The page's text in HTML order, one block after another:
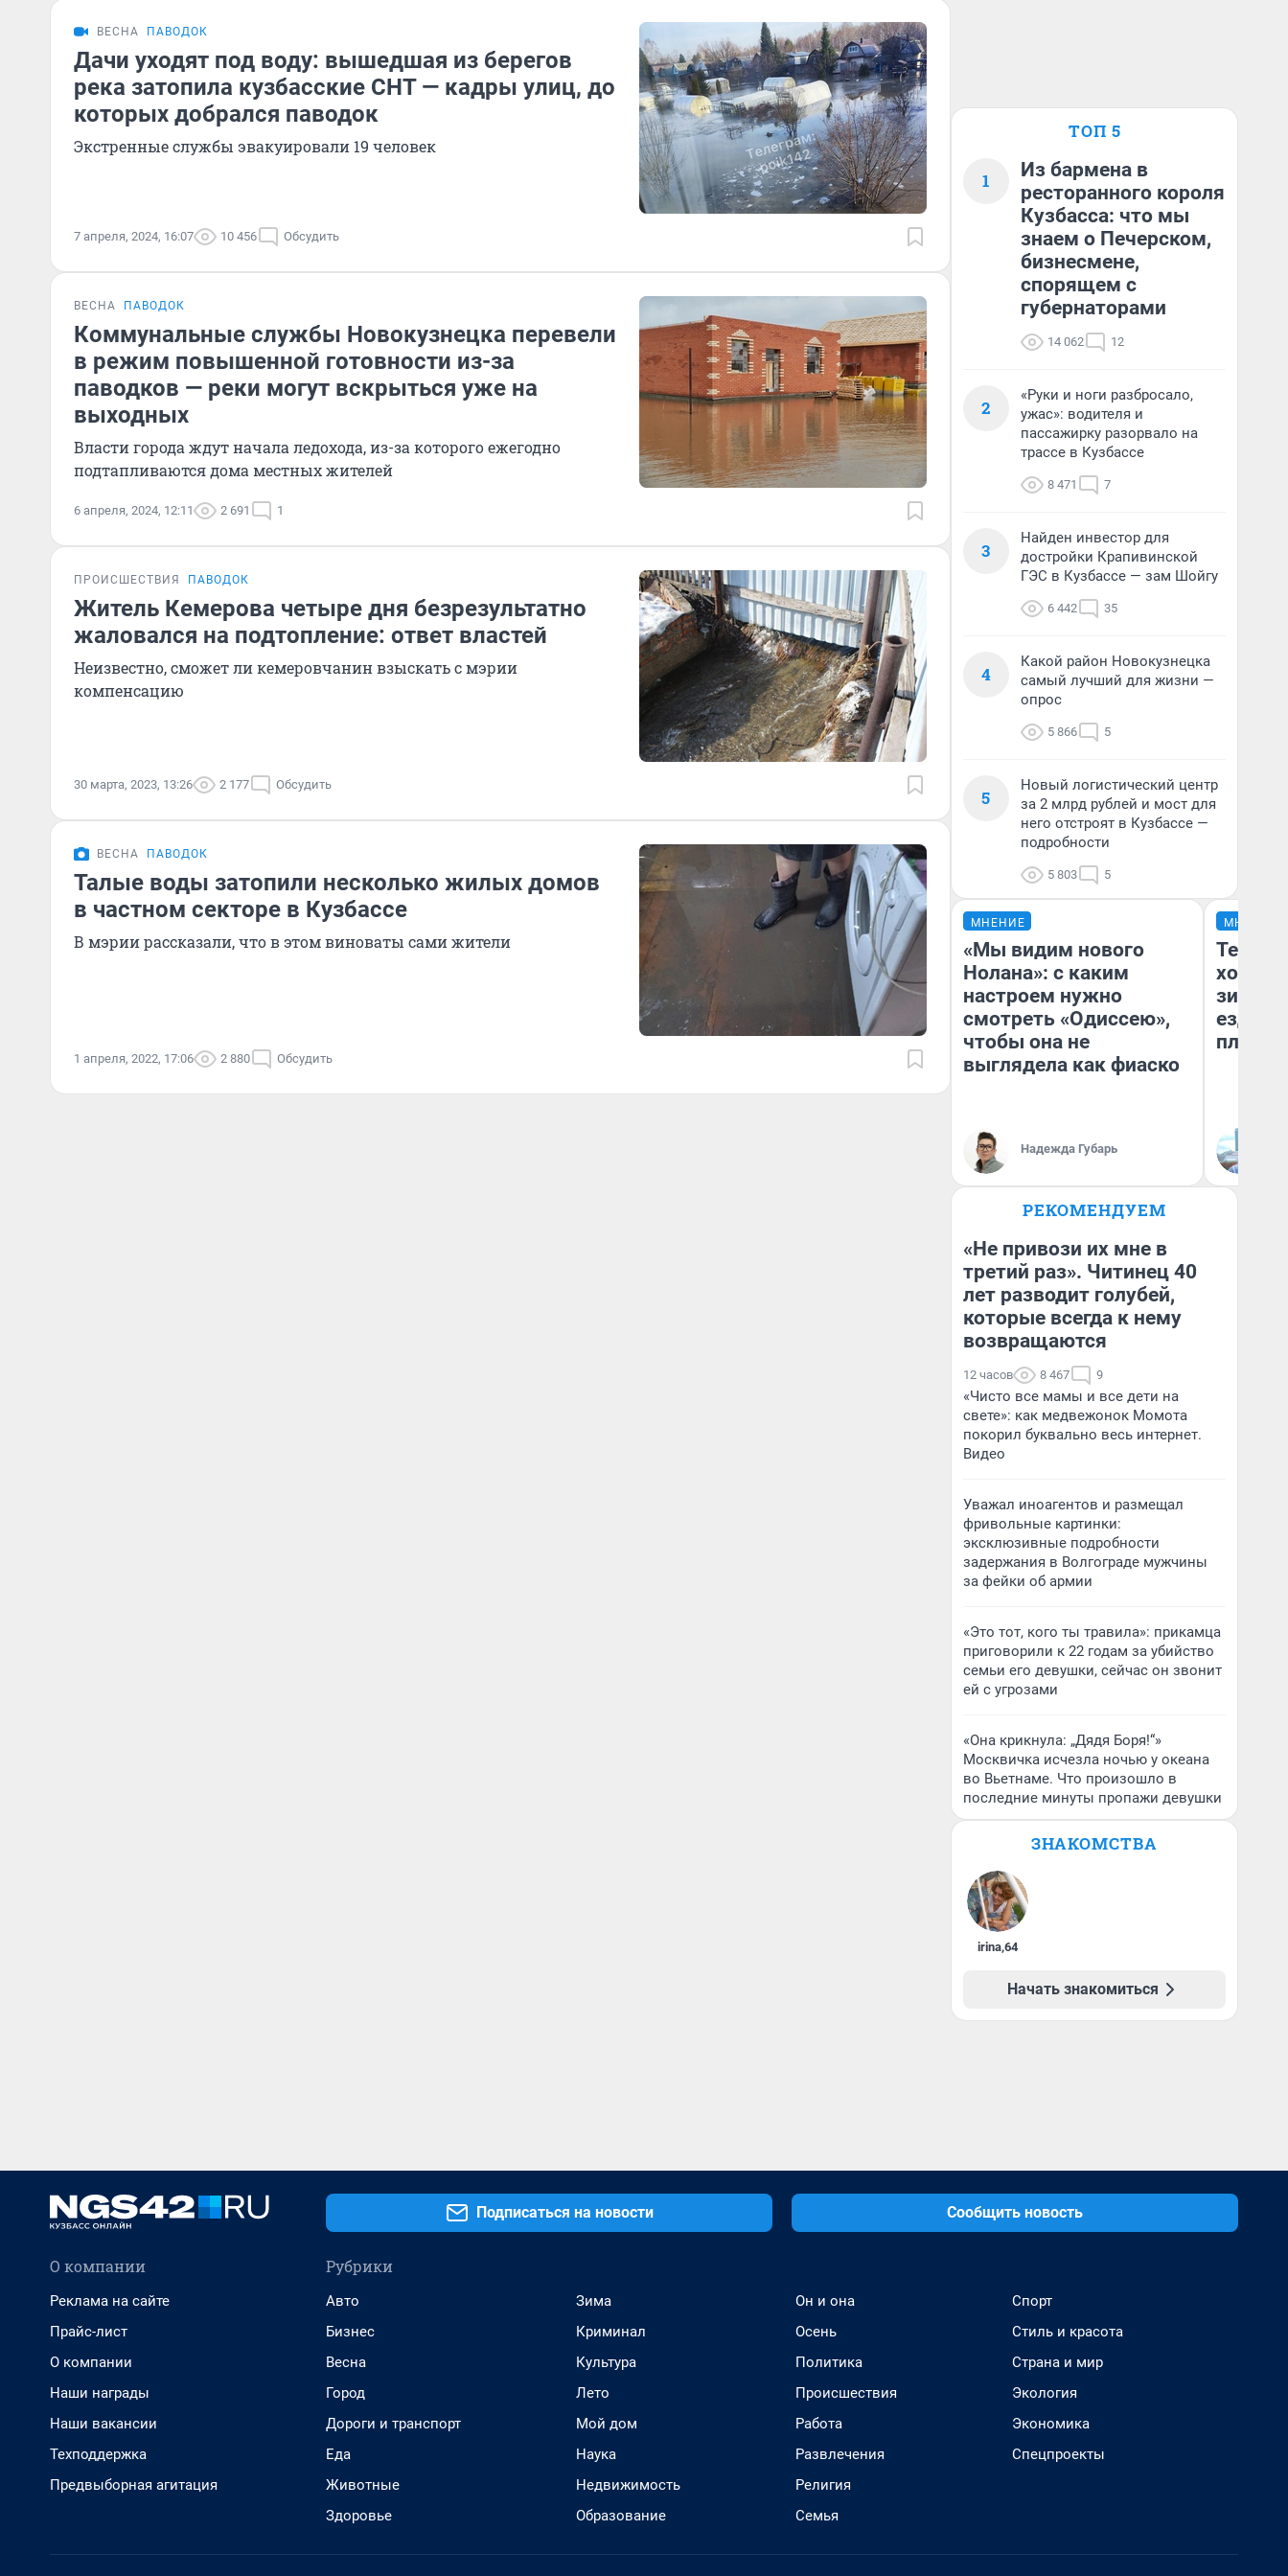
ВЕСНА ПАВОДОК
Дачи уходят под воду: вышедшая из берегов
река затопила кузбасские СНТ — кадры улиц, до
которых добрался паводок
Экстренные службы эвакуировали 19 человек
7 апреля, 2024, 16:07 10 456 Обсудить
ВЕСНА ПАВОДОК
Коммунальные службы Новокузнецка перевели
в режим повышенной готовности из-за
паводков — реки могут вскрыться уже на
выходных
Власти города ждут начала ледохода, из-за которого ежегодно
подтапливаются дома местных жителей
6 апреля, 2024, 12:11 2 691 1
ПРОИСШЕСТВИЯ ПАВОДОК
Житель Кемерова четыре дня безрезультатно
жаловался на подтопление: ответ властей
Неизвестно, сможет ли кемеровчанин взыскать с мэрии
компенсацию
30 марта, 2023, 13:26 2 177 Обсудить
ВЕСНА ПАВОДОК
Талые воды затопили несколько жилых домов
в частном секторе в Кузбассе
В мэрии рассказали, что в этом виноваты сами жители
1 апреля, 2022, 17:06 2 880 Обсудить
ТОП 5
1
Из бармена в
ресторанного короля
Кузбасса: что мы
знаем о Печерском,
бизнесмене,
спорящем с
губернаторами
14 062 12
2
«Руки и ноги разбросало,
ужас»: водителя и
пассажирку разорвало на
трассе в Кузбассе
8 471 7
3
Найден инвестор для
достройки Крапивинской
ГЭС в Кузбассе — зам Шойгу
6 442 35
4
Какой район Новокузнецка
самый лучший для жизни —
опрос
5 866 5
5
Новый логистический центр
за 2 млрд рублей и мост для
него отстроят в Кузбассе —
подробности
5 803 5
МНЕНИЕ
«Мы видим нового
Нолана»: с каким
настроем нужно
смотреть «Одиссею»,
чтобы она не
выглядела как фиаско
Надежда Губарь
МНЕНИЕ
Тепло
зимой.
ездит
плюсы
РЕКОМЕНДУЕМ
«Не привози их мне в
третий раз». Читинец 40
лет разводит голубей,
которые всегда к нему
возвращаются
12 часов 8 467 9
«Чисто все мамы и все дети на
свете»: как медвежонок Момота
покорил буквально весь интернет.
Видео
Уважал иноагентов и размещал
фривольные картинки:
эксклюзивные подробности
задержания в Волгограде мужчины
за фейки об армии
«Это тот, кого ты травила»: прикамца
приговорили к 22 годам за убийство
семьи его девушки, сейчас он звонит
ей с угрозами
«Она крикнула: „Дядя Боря!“»
Москвичка исчезла ночью у океана
во Вьетнаме. Что произошло в
последние минуты пропажи девушки
ЗНАКОМСТВА
irina,64
Начать знакомиться
Подписаться на новости Сообщить новость
О компании
Реклама на сайте
Прайс-лист
О компании
Наши награды
Наши вакансии
Техподдержка
Предвыборная агитация
Рубрики
Авто
Бизнес
Весна
Город
Дороги и транспорт
Еда
Животные
Здоровье
Зима
Криминал
Культура
Лето
Мой дом
Наука
Недвижимость
Образование
Он и она
Осень
Политика
Происшествия
Работа
Развлечения
Религия
Семья
Спорт
Стиль и красота
Страна и мир
Экология
Экономика
Спецпроекты